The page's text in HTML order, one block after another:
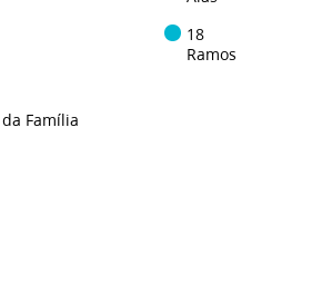
18
Ramos
Família